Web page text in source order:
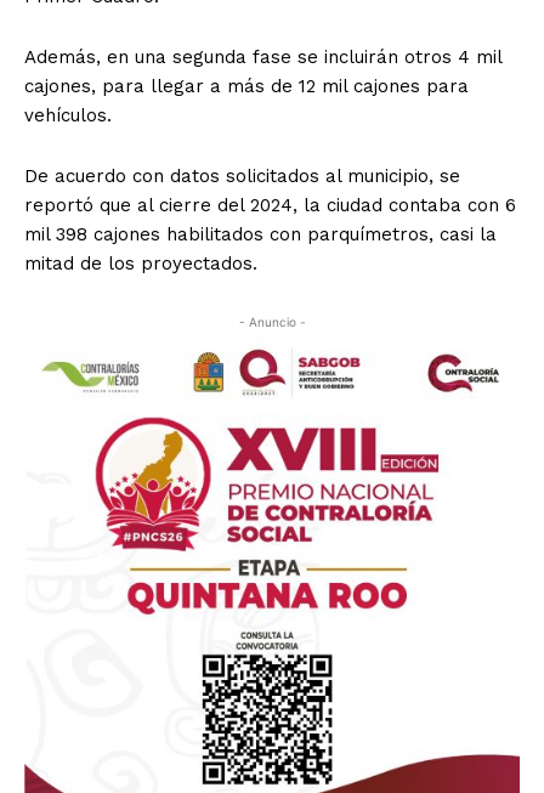
Además, en una segunda fase se incluirán otros 4 mil
cajones, para llegar a más de 12 mil cajones para
vehículos.
De acuerdo con datos solicitados al municipio, se
reportó que al cierre del 2024, la ciudad contaba con 6
mil 398 cajones habilitados con parquímetros, casi la
mitad de los proyectados.
- Anuncio -